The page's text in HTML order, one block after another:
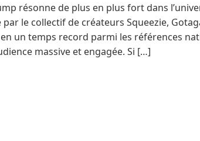
résonne de plus en plus fort dans
le collectif de créateurs Squeezie,
en un temps record parmi les références
massive et engagée. Si […]